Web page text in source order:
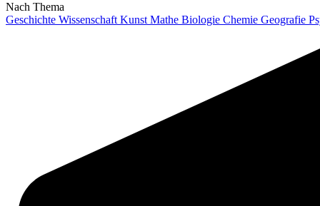
Nach Thema
Geschichte Wissenschaft Kunst Mathe Biologie Chemie Geografie